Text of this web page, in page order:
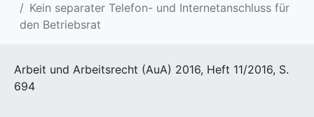
Kein separater Telefon- und Internetanschluss für
den Betriebsrat
Arbeit und Arbeitsrecht (AuA) 2016, Heft 11/2016, S.
694